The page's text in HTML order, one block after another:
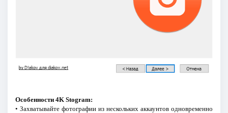
Особенности 4K Stogram:
• Захватывайте фотографии из нескольких аккаунтов одновременно